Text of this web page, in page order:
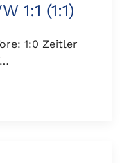
1:1 (1:1)
1:0 Zeitler